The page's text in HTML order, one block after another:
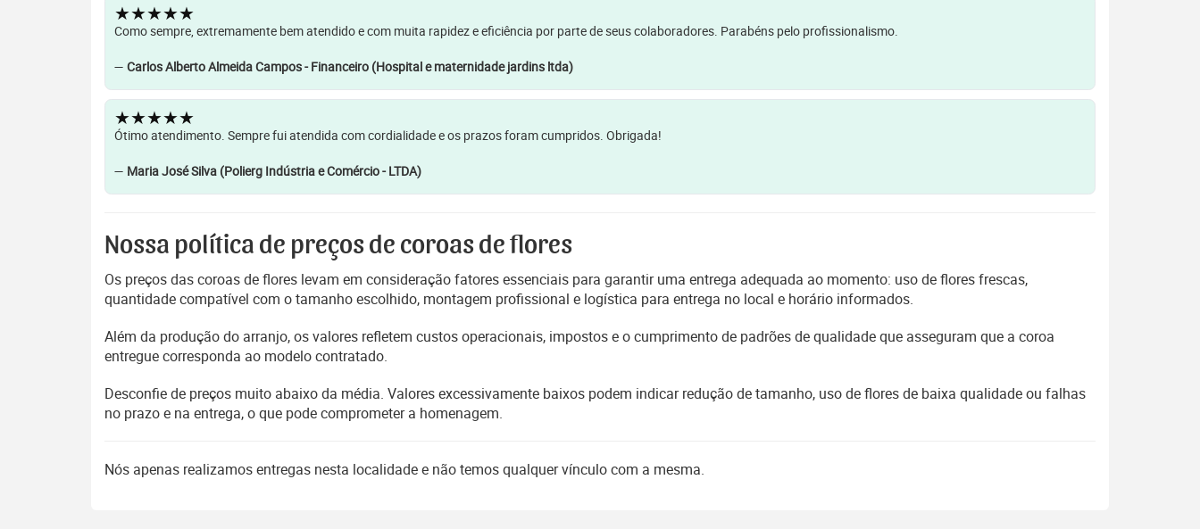
★★★★★
Como sempre, extremamente bem atendido e com muita rapidez e eficiência por parte de seus colaboradores. Parabéns pelo profissionalismo.
— Carlos Alberto Almeida Campos - Financeiro (Hospital e maternidade jardins ltda)
★★★★★
Ótimo atendimento. Sempre fui atendida com cordialidade e os prazos foram cumpridos. Obrigada!
— Maria José Silva (Polierg Indústria e Comércio - LTDA)
Nossa política de preços de coroas de flores
Os preços das coroas de flores levam em consideração fatores essenciais para garantir uma entrega adequada ao momento: uso de flores frescas,
quantidade compatível com o tamanho escolhido, montagem profissional e logística para entrega no local e horário informados.
Além da produção do arranjo, os valores refletem custos operacionais, impostos e o cumprimento de padrões de qualidade que asseguram que a coroa
entregue corresponda ao modelo contratado.
Desconfie de preços muito abaixo da média. Valores excessivamente baixos podem indicar redução de tamanho, uso de flores de baixa qualidade ou falhas
no prazo e na entrega, o que pode comprometer a homenagem.
Nós apenas realizamos entregas nesta localidade e não temos qualquer vínculo com a mesma.